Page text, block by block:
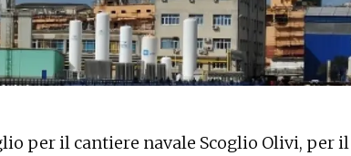
per il cantiere navale Scoglio Olivi, per il